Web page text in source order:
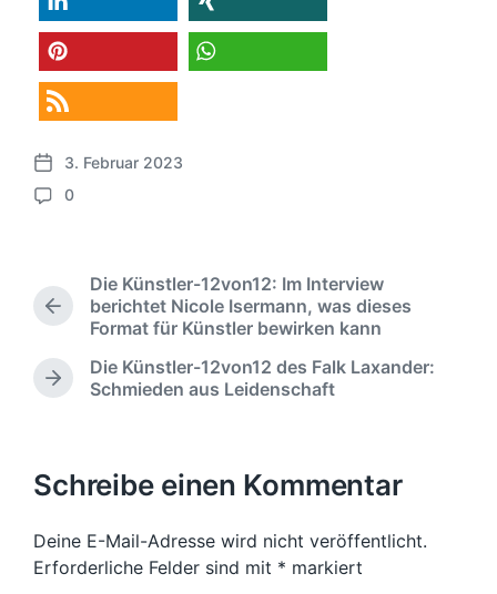
teilen teilen
merken
V
e
e
l
u
n
s
d
3. Februar 2023
K
e
n
a
r
0
V
r
h
e
e
B
e
i
Die Künstler-12von12: Im Interview
berichtet Nicole Isermann, was dieses
Format für Künstler bewirken kann
N
s
t
r
B
Die Künstler-12von12 des Falk Laxander:
Schmieden aus Leidenschaft
Schreibe einen Kommentar
Deine E-Mail-Adresse wird nicht veröffentlicht.
Erforderliche Felder sind mit * markiert